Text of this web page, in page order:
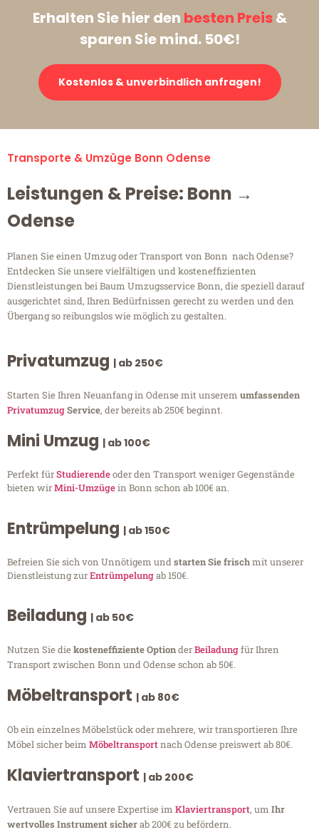
Erhalten Sie hier den besten Preis&
sparen Sie mind. 50€!
Kostenlos & unverbindlich anfragen!
Transporte & Umzüge Bonn Odense
Leistungen & Preise: Bonn →
Odense
Planen Sie einen Umzug oder Transport von Bonn nach Odense?
Entdecken Sie unsere vielfältigen und kosteneffizienten
Dienstleistungen bei Baum Umzugsservice Bonn, die speziell darauf
ausgerichtet sind, Ihren Bedürfnissen gerecht zu werden und den
Übergang so reibungslos wie möglich zu gestalten.
Privatumzug | ab 250€
Starten Sie Ihren Neuanfang in Odense mit unserem umfassenden
PrivatumzugService, der bereits ab 250€ beginnt.
Mini Umzug | ab 100€
Perfekt fürStudierendeoder den Transport weniger Gegenstände
bieten wirMini-Umzügein Bonn schon ab 100€ an.
Entrümpelung | ab 150€
Befreien Sie sich von Unnötigem undstarten Sie frischmit unserer
Dienstleistung zurEntrümpelungab 150€.
Beiladung | ab 50€
Nutzen Sie diekosteneffiziente OptionderBeiladungfür Ihren
Transport zwischen Bonn und Odense schon ab 50€.
Möbeltransport | ab 80€
Ob ein einzelnes Möbelstück oder mehrere, wir transportieren Ihre
Möbel sicher beim Möbeltransportnach Odense preiswert ab 80€.
Klaviertransport | ab 200€
Vertrauen Sie auf unsere Expertise im Klaviertransport, um Ihr
wertvolles Instrument sicherab 200€ zu befördern.